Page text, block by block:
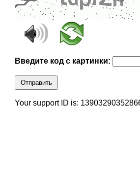
Введите код с картинки:
Отправить
Your support ID is: